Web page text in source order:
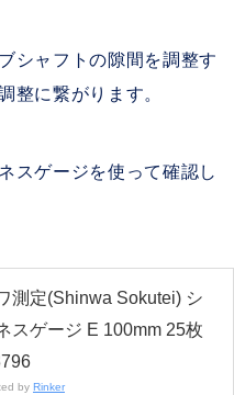
シャフトの隙間を調整す
整に繋がります。
スゲージを使って確認し
測定(Shinwa Sokutei) シ
スゲージ E 100mm 25枚
by Rinker